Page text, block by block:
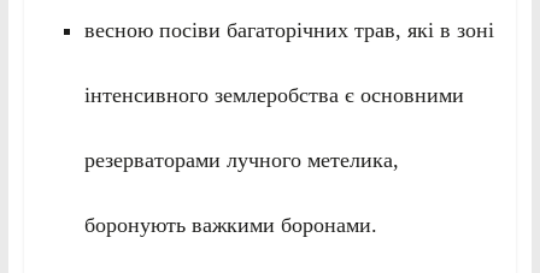
весною посіви багаторічних трав, які в зоні
інтенсивного землеробства є основними
резерваторами лучного метелика,
боронують важкими боронами.